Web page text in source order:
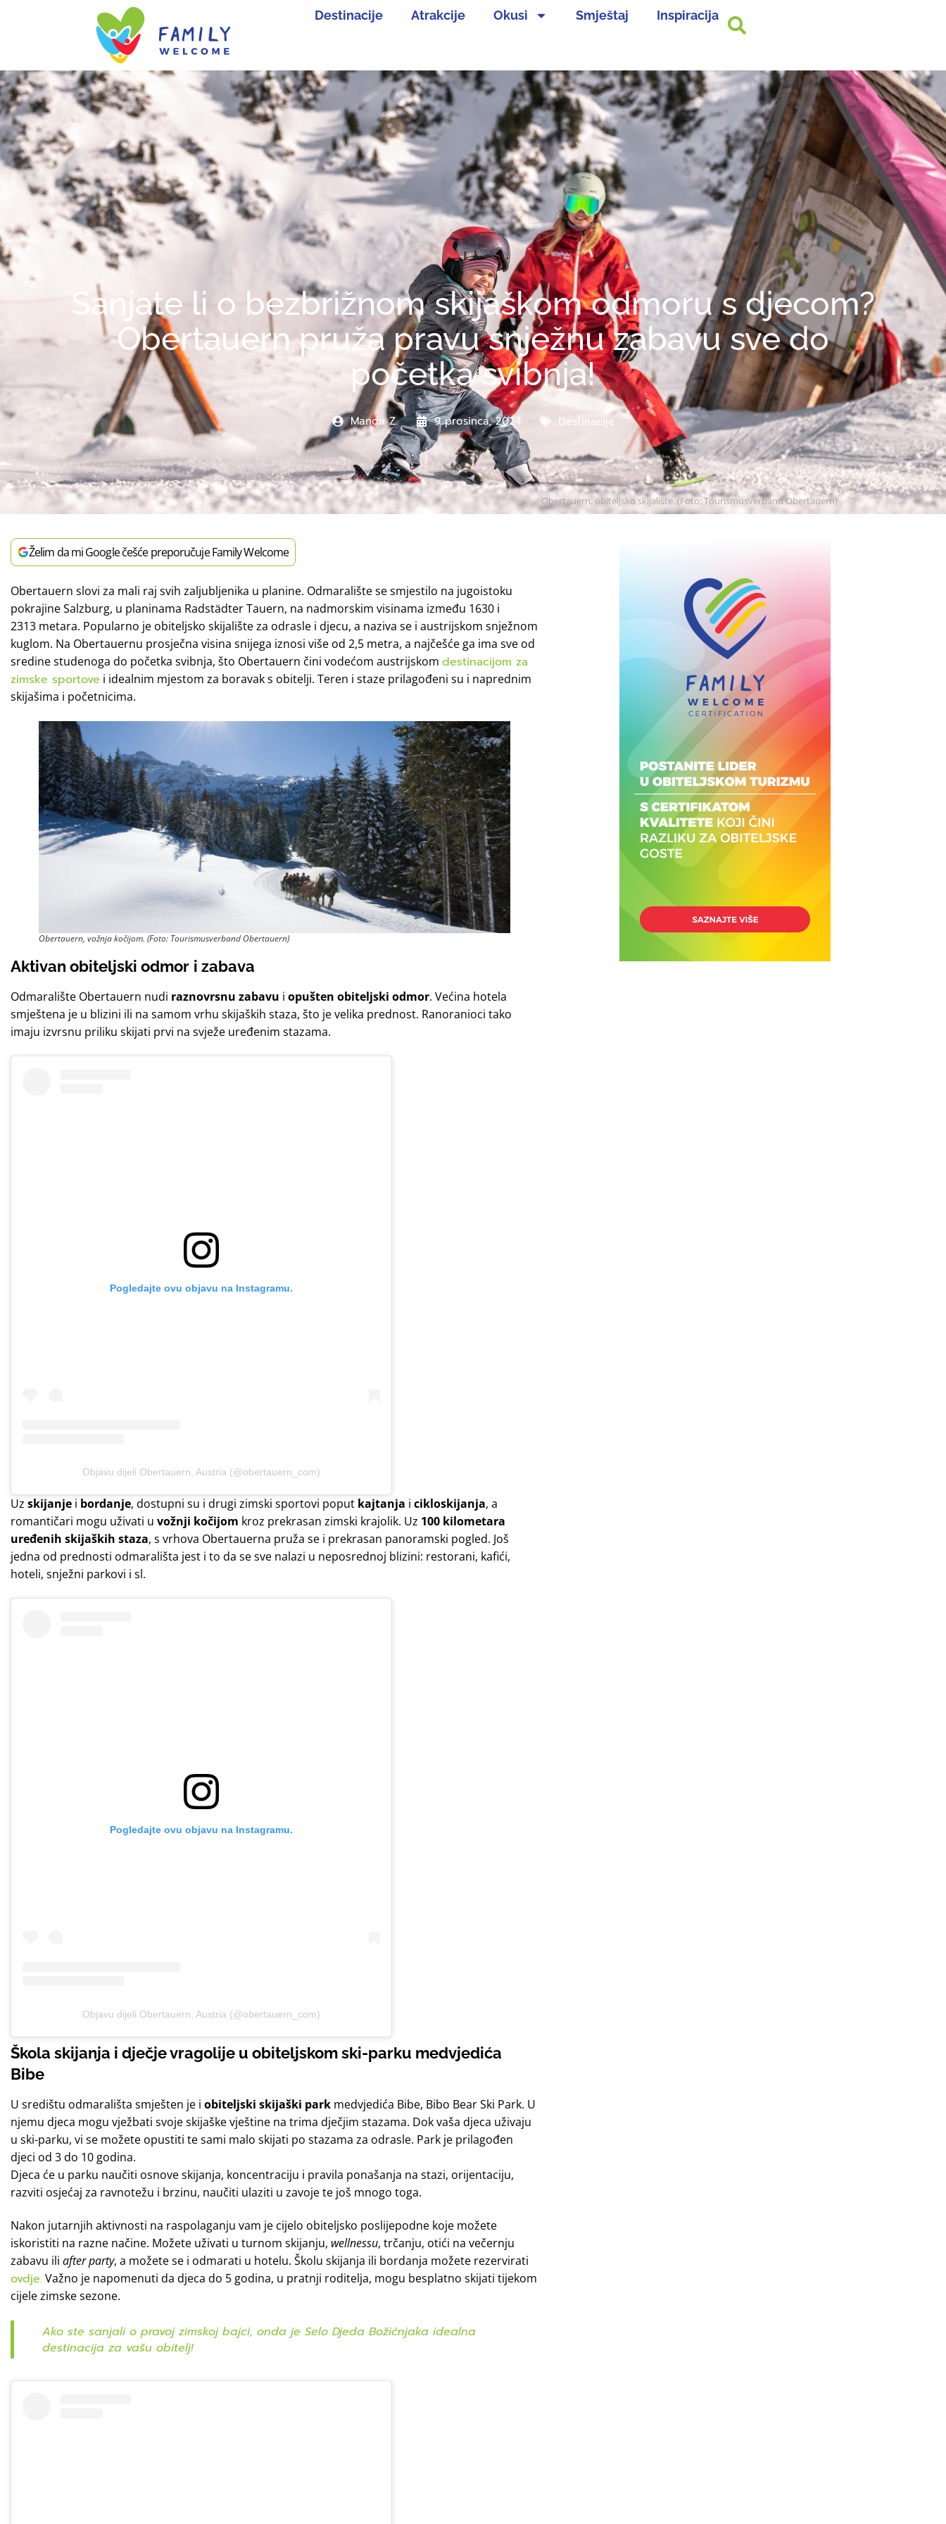
Destinacije Atrakcije Okusi Smještaj Inspiracija
Sanjate li o bezbrižnom skijaškom odmoru s djecom?
Obertauern pruža pravu snježnu zabavu sve do
početka svibnja!
Manda Z. 9 prosinca, 2024 Destinacije
Obertauern, obiteljsko skijalište. (Foto: Tourismusverband Obertauern)
Želim da mi Google češće preporučuje Family Welcome
Obertauern slovi za mali raj svih zaljubljenika u planine. Odmaralište se smjestilo na jugoistoku
pokrajine Salzburg, u planinama Radstädter Tauern, na nadmorskim visinama između 1630 i
2313 metara. Popularno je obiteljsko skijalište za odrasle i djecu, a naziva se i austrijskom snježnom
kuglom. Na Obertauernu prosječna visina snijega iznosi više od 2,5 metra, a najčešće ga ima sve od
sredine studenoga do početka svibnja, što Obertauern čini vodećom austrijskom destinacijom za
zimske sportove i idealnim mjestom za boravak s obitelji. Teren i staze prilagođeni su i naprednim
skijašima i početnicima.
Obertauern, vožnja kočijom. (Foto: Tourismusverband Obertauern)
Aktivan obiteljski odmor i zabava
Odmaralište Obertauern nudi raznovrsnu zabavu i opušten obiteljski odmor. Većina hotela
smještena je u blizini ili na samom vrhu skijaških staza, što je velika prednost. Ranoranioci tako
imaju izvrsnu priliku skijati prvi na svježe uređenim stazama.
Pogledajte ovu objavu na Instagramu.
Objavu dijeli Obertauern, Austria (@obertauern_com)
Uz skijanje i bordanje, dostupni su i drugi zimski sportovi poput kajtanja i cikloskijanja, a
romantičari mogu uživati u vožnji kočijom kroz prekrasan zimski krajolik. Uz 100 kilometara
uređenih skijaških staza, s vrhova Obertauerna pruža se i prekrasan panoramski pogled. Još
jedna od prednosti odmarališta jest i to da se sve nalazi u neposrednoj blizini: restorani, kafići,
hoteli, snježni parkovi i sl.
Pogledajte ovu objavu na Instagramu.
Objavu dijeli Obertauern, Austria (@obertauern_com)
Škola skijanja i dječje vragolije u obiteljskom ski-parku medvjedića
Bibe
U središtu odmarališta smješten je i obiteljski skijaški park medvjedića Bibe, Bibo Bear Ski Park. U
njemu djeca mogu vježbati svoje skijaške vještine na trima dječjim stazama. Dok vaša djeca uživaju
u ski-parku, vi se možete opustiti te sami malo skijati po stazama za odrasle. Park je prilagođen
djeci od 3 do 10 godina.
Djeca će u parku naučiti osnove skijanja, koncentraciju i pravila ponašanja na stazi, orijentaciju,
razviti osjećaj za ravnotežu i brzinu, naučiti ulaziti u zavoje te još mnogo toga.
Nakon jutarnjih aktivnosti na raspolaganju vam je cijelo obiteljsko poslijepodne koje možete
iskoristiti na razne načine. Možete uživati u turnom skijanju, wellnessu, trčanju, otići na večernju
zabavu ili after party, a možete se i odmarati u hotelu. Školu skijanja ili bordanja možete rezervirati
ovdje. Važno je napomenuti da djeca do 5 godina, u pratnji roditelja, mogu besplatno skijati tijekom
cijele zimske sezone.
Ako ste sanjali o pravoj zimskoj bajci, onda je Selo Djeda Božićnjaka idealna
destinacija za vašu obitelj!